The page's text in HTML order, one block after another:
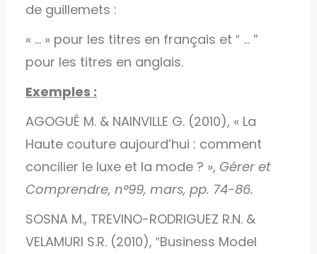
de guillemets :
« … » pour les titres en français et ‟ … ”
pour les titres en anglais.
Exemples :
AGOGUÉ M. & NAINVILLE G. (2010), « La
Haute couture aujourd’hui : comment
concilier le luxe et la mode ? », Gérer et
Comprendre, n°99, mars, pp. 74-86.
SOSNA M., TREVINO-RODRIGUEZ R.N. &
VELAMURI S.R. (2010), ‟Business Model